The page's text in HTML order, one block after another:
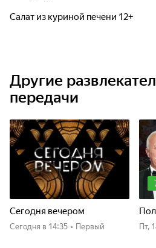
Салат из куриной печени 12+
Другие
передачи
Сегодня вечером
Сегодня в 14:35 • Первый пт,